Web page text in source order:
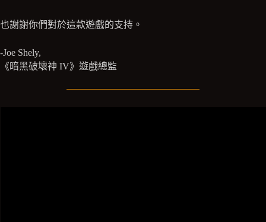
也謝謝你們對於這款遊戲的支持。
-Joe Shely,
《暗黑破壞神 IV》遊戲總監